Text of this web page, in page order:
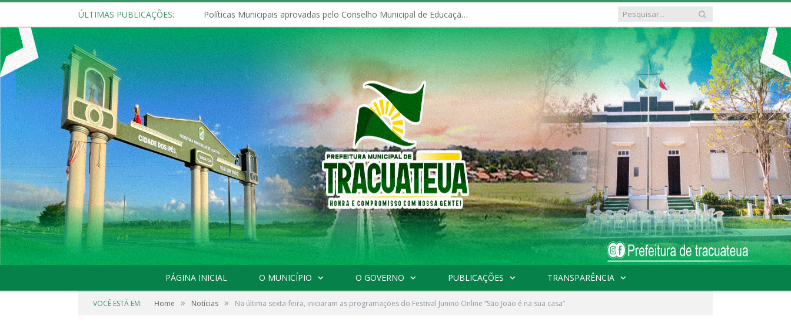
ÚLTIMAS PUBLICAÇÕES: Políticas Municipais aprovadas pelo Conselho Municipal de Educação (CME)
PÁGINA INICIAL O MUNICÍPIO O GOVERNO PUBLICAÇÕES TRANSPARÊNCIA
VOCÊ ESTÁ EM: Home » Notícias » Na última sexta-feira, iniciaram as programações do Festival Junino Online “São João é na sua casa”